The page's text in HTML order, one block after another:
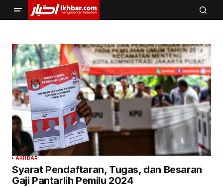
AKHBAR
Syarat Pendaftaran, Tugas, dan Besaran
Gaji Pantarlih Pemilu 2024